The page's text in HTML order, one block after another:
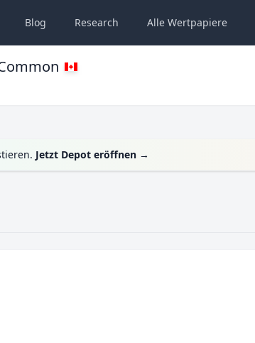
Blog Research Alle Wertpapiere
Jetzt Depot eröffnen →